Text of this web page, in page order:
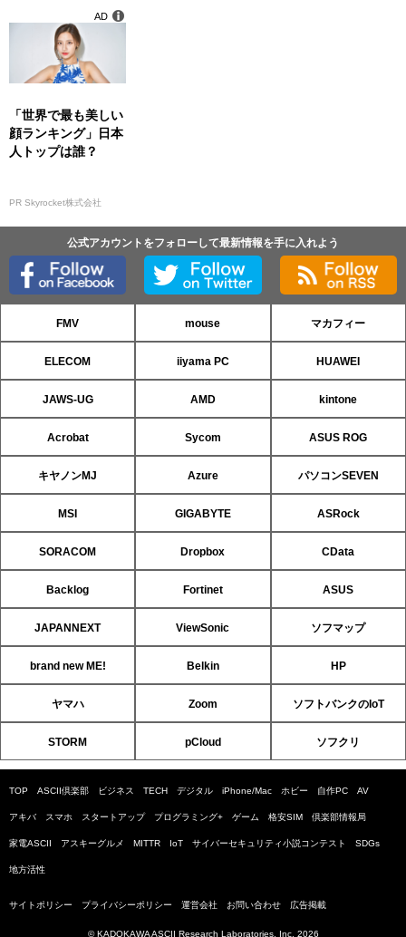
「世界で最も美しい
顔ランキング」日本
人トップは誰？
PR Skyrocket株式会社
AD
公式アカウントをフォローして最新情報を手に入れよう
FMV mouse マカフィー
ELECOM iiyama PC HUAWEI
JAWS-UG AMD kintone
Acrobat Sycom ASUS ROG
キヤノンMJ Azure パソコンSEVEN
MSI GIGABYTE ASRock
SORACOM Dropbox CData
Backlog Fortinet ASUS
JAPANNEXT ViewSonic ソフマップ
brand new ME! Belkin HP
ヤマハ Zoom ソフトバンクのIoT
STORM pCloud ソフクリ
TOP ASCII倶楽部 ビジネス TECH デジタル iPhone/Mac ホビー 自作PC AV
アキバ スマホ スタートアップ プログラミング+ ゲーム 格安SIM 倶楽部情報局
家電ASCII アスキーグルメ MITTR IoT サイバーセキュリティ小説コンテスト SDGs
地方活性
サイトポリシー プライバシーポリシー 運営会社 お問い合わせ 広告掲載
© KADOKAWA ASCII Research Laboratories, Inc. 2026